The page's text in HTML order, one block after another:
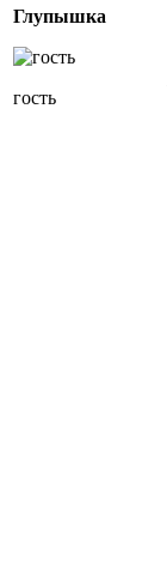
Глупышка
гость